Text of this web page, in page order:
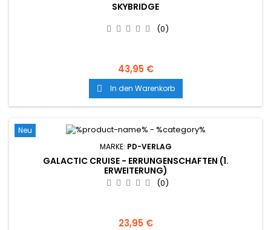
SKYBRIDGE
(0)
43,95 €
 In den Warenkorb
Neu
MARKE: PD-VERLAG
GALACTIC CRUISE - ERRUNGENSCHAFTEN (1.
ERWEITERUNG)
(0)
23,95 €